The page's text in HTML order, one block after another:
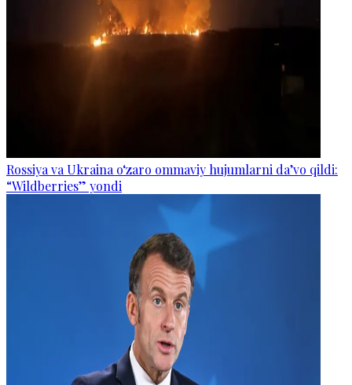
Rossiya va Ukraina o‘zaro ommaviy hujumlarni da’vo qildi:
“Wildberries” yondi